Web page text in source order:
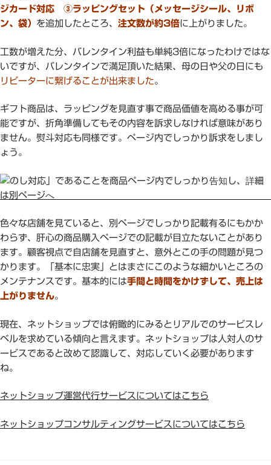
ジカード対応 ③ラッピングセット（メッセージシール、リボ
ン、袋） を追加したところ、 注文数が約3倍に上がりました。
工数が増えた分、バレンタイン利益も単純3倍になったわけではな
いですが、バレンタインで満足頂いた結果、母の日や父の日にも
リピーターに繋げることが出来ました。
ギフト商品は、ラッピングを見直す事で商品価値を高める事が可
能ですが、折角準備してもその内容を訴求しなければ意味があり
ません。熨斗対応も同様です。ページ内でしっかり訴求をしまし
ょう。
色々な店舗を見ていると、別ページでしっかり記載有るにもかか
わらず、肝心の商品購入ページでの記載が目立たないことがあり
ます。顧客視点で自店舗を見直すと、意外とこの手の問題が見つ
かります。「基本に忠実」とはまさにこのような細かいところの
メンテナンスです。基本的には手間と時間をかけずして、売上は
上がりません。
現在、ネットショップでは俯瞰的にみるとリアルでのサービスレ
ベルを求めている傾向と言えます。ネットショップは人対人のサ
ービスであると改めて認識して、対応していく必要があります
ね。
ネットショップ運営代行サービスについてはこちら
ネットショップコンサルティングサービスについてはこちら